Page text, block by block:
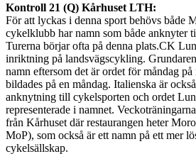
Kontroll 21 (Q) Kårhuset LTH:
För att lyckas i denna sport behövs både
cykelklubb har namn som både anknyter
Turerna börjar ofta på denna plats.CK
inriktning på landsvägscykling.
namn eftersom det är ordet för måndag
bildades på en måndag. Italienska är
anknytning till cykelsporten och ordet
representerade i namnet.
från Kårhuset där restaurangen heter
MoP), som också är ett namn på ett mer
cykelsällskap.